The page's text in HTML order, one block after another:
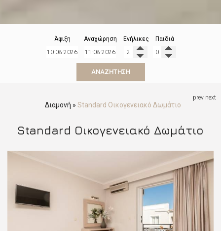
Άφιξη Αναχώρηση Ενήλικες Παιδιά
ΑΝΑΖΉΤΗΣΗ
Διαμονή » Standard Οικογενειακό Δωμάτιο
Standard Οικογενειακό Δωμάτιο
prev next